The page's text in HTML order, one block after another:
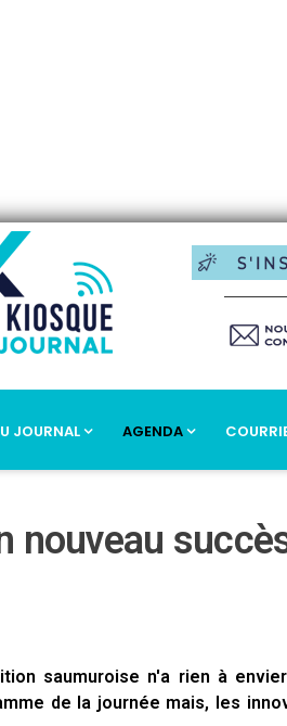
JOURNAL AGENDA
nouveau
saumuroise n'a rien à
de la journée mais, les